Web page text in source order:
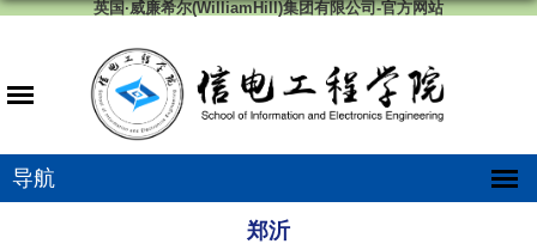
英国·威廉希尔(WilliamHill)集团有限公司-官方网站
导航
郑沂